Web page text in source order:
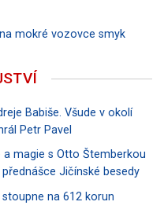
mokré vozovce smyk
Babiše. Všude v okolí
Petr Pavel
a magie s Otto Štemberkou
Jičínské besedy
na 612 korun